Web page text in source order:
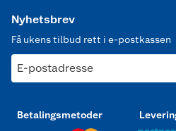
Nyhetsbrev
Få ukens tilbud rett i e-postkassen
E-postadresse
Betalingsmetoder